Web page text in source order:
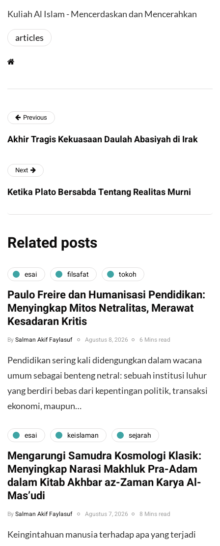
Kuliah Al Islam - Mencerdaskan dan Mencerahkan
articles
Previous
Akhir Tragis Kekuasaan Daulah Abasiyah di Irak
Next
Ketika Plato Bersabda Tentang Realitas Murni
Related posts
esai filsafat tokoh
Paulo Freire dan Humanisasi Pendidikan:
Menyingkap Mitos Netralitas, Merawat
Kesadaran Kritis
By Salman Akif Faylasuf Agustus 8, 2026 6 Mins read
Pendidikan sering kali didengungkan dalam wacana
umum sebagai benteng netral: sebuah institusi luhur
yang berdiri bebas dari kepentingan politik, transaksi
ekonomi, maupun…
esai keislaman sejarah
Mengarungi Samudra Kosmologi Klasik:
Menyingkap Narasi Makhluk Pra-Adam
dalam Kitab Akhbar az-Zaman Karya Al-
Mas’udi
By Salman Akif Faylasuf Agustus 7, 2026 8 Mins read
Keingintahuan manusia terhadap apa yang terjadi